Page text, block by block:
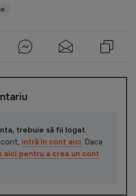
trebuie să fii logat.
intră în cont aici . Daca
aici pentru a crea un cont